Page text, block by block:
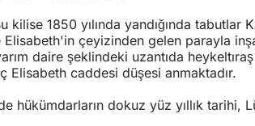
kilise 1850 yılında yandığında tabutlar
çeyizinden gelen parayla
daire şeklindeki uzantıda heykeltıraş
Elisabeth caddesi düşesi anmaktadır.
hükümdarların dokuz yüz yıllık tarihi,